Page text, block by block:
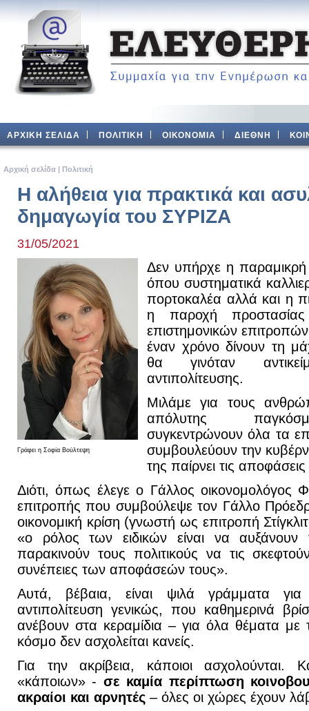
ΑΡΧΙΚΗ ΣΕΛΙΔΑ ΠΟΛΙΤΙΚΗ ΟΙΚΟΝΟΜΙΑ ΔΙΕΘΝΗ
Aρχική σελίδα | Πολιτική
Η αλήθεια για πρακτικά και
δημαγωγία του ΣΥΡΙΖΑ
31/05/2021
Γράφει η Σοφία Βούλτεψη
Δεν υπήρχε η παραμικρή
όπου συστηματικά
πορτοκαλέα αλλά και η
η παροχή
επιστημονικών
έναν χρόνο δίνουν τη
θα γινόταν
αντιπολίτευσης.
Μιλάμε για τους
απόλυτης
συγκεντρώνουν όλα τα
συμβουλεύουν την
της παίρνει τις
Διότι, όπως έλεγε ο Γάλλος οικονομολόγος
επιτροπής που συμβούλεψε τον Γάλλο
οικονομική κρίση (γνωστή ως επιτροπή
«ο ρόλος των ειδικών είναι να αυξάνουν
παρακινούν τους πολιτικούς να τις
συνέπειες των αποφάσεών τους».
Αυτά, βέβαια, είναι ψιλά γράμματα
αντιπολίτευση γενικώς, που καθημερινά
ανέβουν στα κεραμίδια – για όλα θέματα με
κόσμο δεν ασχολείται κανείς.
Για την ακρίβεια, κάποιοι ασχολούνται.
«κάποιων» - σε καμία περίπτωση
ακραίοι και αρνητές – όλες οι χώρες έχουν